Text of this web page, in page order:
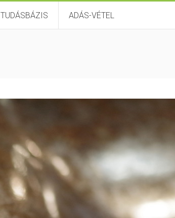
TUDÁSBÁZIS ADÁS-VÉTEL